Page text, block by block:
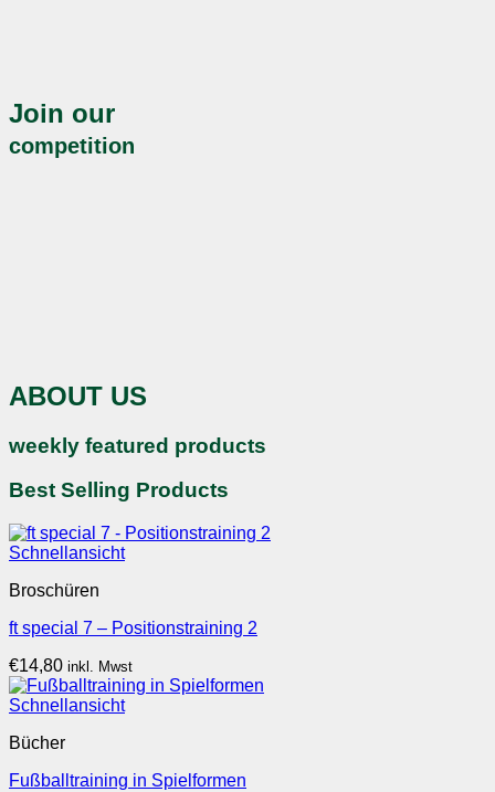
Join our
competition
ABOUT US
weekly featured products
Best Selling Products
Schnellansicht
Broschüren
ft special 7 – Positionstraining 2
€14,80 inkl. Mwst
Schnellansicht
Bücher
Fußballtraining in Spielformen